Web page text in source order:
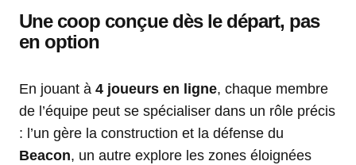
Une coop conçue dès le départ, pas
en option
En jouant à 4 joueurs en ligne, chaque membre
de l’équipe peut se spécialiser dans un rôle précis
: l’un gère la construction et la défense du
Beacon, un autre explore les zones éloignées